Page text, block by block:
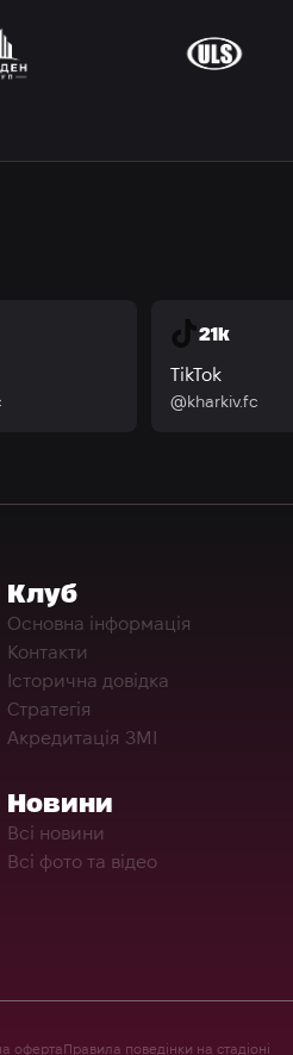
21k
TikTok
@kharkiv.fc
Клуб
Основна інформація
Контакти
Історична довідка
Стратегія
Акредитація ЗМІ
Новини
Всі новини
Всі фото та відео
офертаПравила поведінки на стадіоні